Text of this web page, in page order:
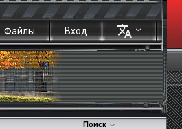
Файлы Вход
Поиск